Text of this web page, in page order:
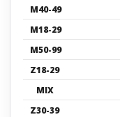
M40-49
M18-29
M50-99
Z18-29
MIX
Z30-39